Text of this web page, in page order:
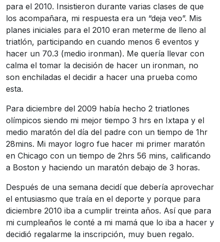
para el 2010. Insistieron durante varias clases de que
los acompañara, mi respuesta era un “deja veo”. Mis
planes iniciales para el 2010 eran meterme de lleno al
triatlón, participando en cuando menos 6 eventos y
hacer un 70.3 (medio ironman). Me quería llevar con
calma el tomar la decisión de hacer un ironman, no
son enchiladas el decidir a hacer una prueba como
esta.
Para diciembre del 2009 había hecho 2 triatlones
olímpicos siendo mi mejor tiempo 3 hrs en Ixtapa y el
medio maratón del día del padre con un tiempo de 1hr
28mins. Mi mayor logro fue hacer mi primer maratón
en Chicago con un tiempo de 2hrs 56 mins, calificando
a Boston y haciendo un maratón debajo de 3 horas.
Después de una semana decidí que debería aprovechar
el entusiasmo que traía en el deporte y porque para
diciembre 2010 iba a cumplir treinta años. Así que para
mi cumpleaños le conté a mi mamá que lo iba a hacer y
decidió regalarme la inscripción, muy buen regalo.